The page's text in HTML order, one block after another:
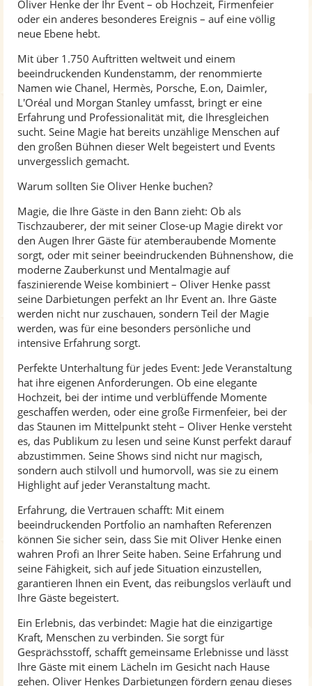
Oliver Henke der Ihr Event – ob Hochzeit, Firmenfeier
oder ein anderes besonderes Ereignis – auf eine völlig
neue Ebene hebt.
Mit über 1.750 Auftritten weltweit und einem
beeindruckenden Kundenstamm, der renommierte
Namen wie Chanel, Hermès, Porsche, E.on, Daimler,
L'Oréal und Morgan Stanley umfasst, bringt er eine
Erfahrung und Professionalität mit, die Ihresgleichen
sucht. Seine Magie hat bereits unzählige Menschen auf
den großen Bühnen dieser Welt begeistert und Events
unvergesslich gemacht.
Warum sollten Sie Oliver Henke buchen?
Magie, die Ihre Gäste in den Bann zieht: Ob als
Tischzauberer, der mit seiner Close-up Magie direkt vor
den Augen Ihrer Gäste für atemberaubende Momente
sorgt, oder mit seiner beeindruckenden Bühnenshow, die
moderne Zauberkunst und Mentalmagie auf
faszinierende Weise kombiniert – Oliver Henke passt
seine Darbietungen perfekt an Ihr Event an. Ihre Gäste
werden nicht nur zuschauen, sondern Teil der Magie
werden, was für eine besonders persönliche und
intensive Erfahrung sorgt.
Perfekte Unterhaltung für jedes Event: Jede Veranstaltung
hat ihre eigenen Anforderungen. Ob eine elegante
Hochzeit, bei der intime und verblüffende Momente
geschaffen werden, oder eine große Firmenfeier, bei der
das Staunen im Mittelpunkt steht – Oliver Henke versteht
es, das Publikum zu lesen und seine Kunst perfekt darauf
abzustimmen. Seine Shows sind nicht nur magisch,
sondern auch stilvoll und humorvoll, was sie zu einem
Highlight auf jeder Veranstaltung macht.
Erfahrung, die Vertrauen schafft: Mit einem
beeindruckenden Portfolio an namhaften Referenzen
können Sie sicher sein, dass Sie mit Oliver Henke einen
wahren Profi an Ihrer Seite haben. Seine Erfahrung und
seine Fähigkeit, sich auf jede Situation einzustellen,
garantieren Ihnen ein Event, das reibungslos verläuft und
Ihre Gäste begeistert.
Ein Erlebnis, das verbindet: Magie hat die einzigartige
Kraft, Menschen zu verbinden. Sie sorgt für
Gesprächsstoff, schafft gemeinsame Erlebnisse und lässt
Ihre Gäste mit einem Lächeln im Gesicht nach Hause
gehen. Oliver Henkes Darbietungen fördern genau dieses